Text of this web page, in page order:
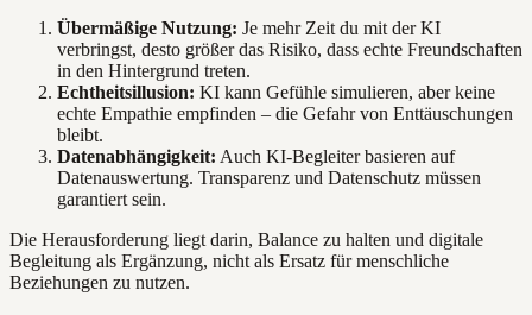
Übermäßige Nutzung: Je mehr Zeit du mit der KI
verbringst, desto größer das Risiko, dass echte Freundschaften
in den Hintergrund treten.
Echtheitsillusion: KI kann Gefühle simulieren, aber keine
echte Empathie empfinden – die Gefahr von Enttäuschungen
bleibt.
Datenabhängigkeit: Auch KI-Begleiter basieren auf
Datenauswertung. Transparenz und Datenschutz müssen
garantiert sein.
Die Herausforderung liegt darin, Balance zu halten und digitale
Begleitung als Ergänzung, nicht als Ersatz für menschliche
Beziehungen zu nutzen.